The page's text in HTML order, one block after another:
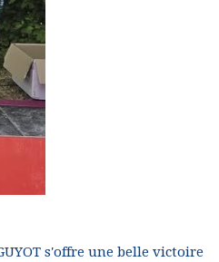
s'offre une belle victoire